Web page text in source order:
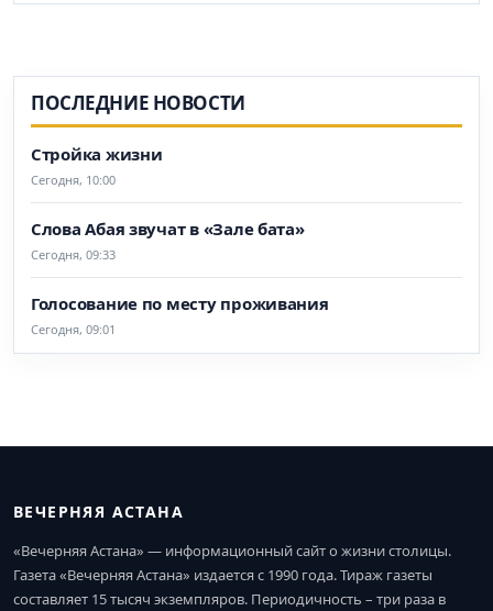
ПОСЛЕДНИЕ НОВОСТИ
Стройка жизни
Сегодня, 10:00
Слова Абая звучат в «Зале бата»
Сегодня, 09:33
Голосование по месту проживания
Сегодня, 09:01
ВЕЧЕРНЯЯ АСТАНА
«Вечерняя Астана» — информационный сайт о жизни столицы.
Газета «Вечерняя Астана» издается с 1990 года. Тираж газеты
составляет 15 тысяч экземпляров. Периодичность – три раза в